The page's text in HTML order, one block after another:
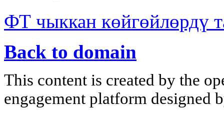
ФТ чыккан көйгөйлөрдү
Back to domain
This content is created by the
engagement platform designed